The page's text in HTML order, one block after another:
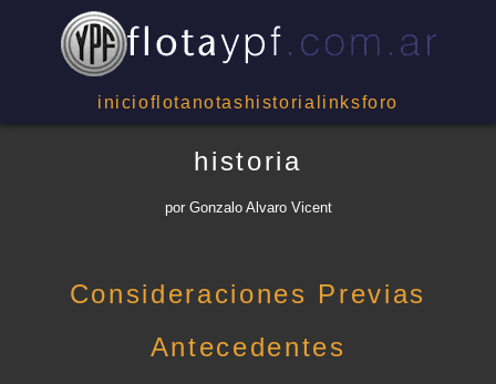
inicioflota notas historia linksforo
historia
por Gonzalo Alvaro Vicent
Consideraciones Previas
Antecedentes